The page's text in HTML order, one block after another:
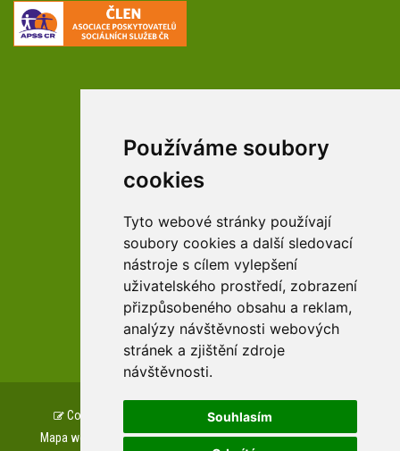
Používáme soubory
cookies
Tyto webové stránky používají
soubory cookies a další sledovací
nástroje s cílem vylepšení
uživatelského prostředí, zobrazení
přizpůsobeného obsahu a reklam,
analýzy návštěvnosti webových
stránek a zjištění zdroje
návštěvnosti.
Souhlasím
facebookové profily domova a arboreta
Youtube profily domova a arboreta
zařízení Pardubického kraje
Copyright © www.csszampach.cz, created by
Mapa webu
Prohlášení o přístupnosti GDPR Cookies